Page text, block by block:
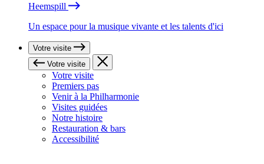
Heemspill
Un espace pour la musique vivante et les talents d'ici
Votre visite
Votre visite
Votre visite
Premiers pas
Venir à la Philharmonie
Visites guidées
Notre histoire
Restauration & bars
Accessibilité